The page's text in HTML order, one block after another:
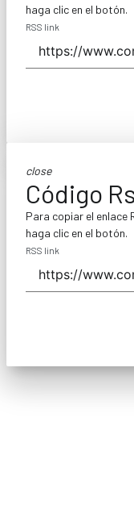
haga clic en el botón.
RSS link
close
Código
Para copiar el enlace
haga clic en el botón.
RSS link